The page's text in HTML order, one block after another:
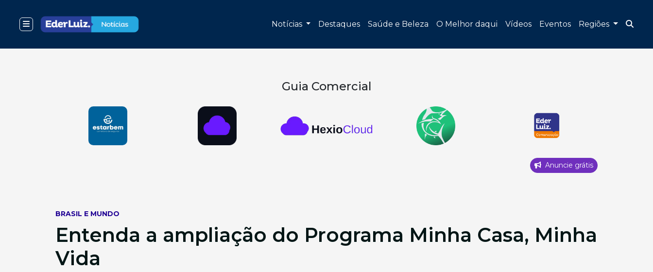
Notícias Destaques Saúde e Beleza O Melhor daqui Vídeos Eventos Regiões
Guia Comercial
Anuncie grátis
BRASIL E MUNDO
Entenda a ampliação do Programa Minha Casa, Minha
Vida